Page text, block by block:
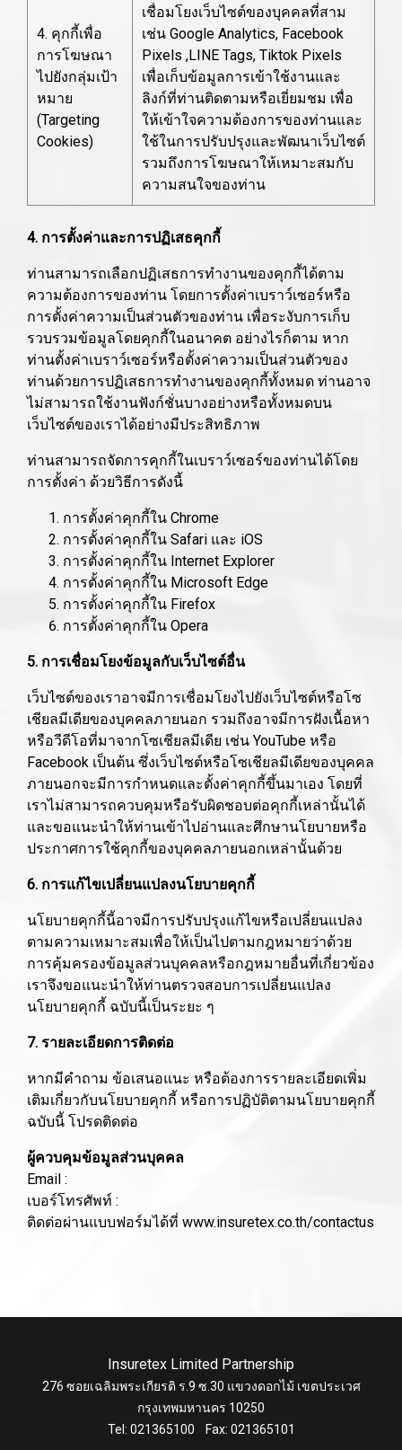
4. คุกกี้เพื่อ
การโฆษณา
ไปยังกลุ่มเป้า
หมาย
(Targeting
Cookies)
เชื่อมโยงเว็บไซต์ของบุคคลที่สาม
เช่น Google Analytics, Facebook
Pixels ,LINE Tags, Tiktok Pixels
เพื่อเก็บข้อมูลการเข้าใช้งานและ
ลิงก์ที่ท่านติดตามหรือเยี่ยมชม เพื่อ
ให้เข้าใจความต้องการของท่านและ
ใช้ในการปรับปรุงและพัฒนาเว็บไซต์
รวมถึงการโฆษณาให้เหมาะสมกับ
ความสนใจของท่าน
4. การตั้งค่าและการปฏิเสธคุกกี้
ท่านสามารถเลือกปฏิเสธการทำงานของคุกกี้ได้ตาม
ความต้องการของท่าน โดยการตั้งค่าเบราว์เซอร์หรือ
การตั้งค่าความเป็นส่วนตัวของท่าน เพื่อระงับการเก็บ
รวบรวมข้อมูลโดยคุกกี้ในอนาคต อย่างไรก็ตาม หาก
ท่านตั้งค่าเบราว์เซอร์หรือตั้งค่าความเป็นส่วนตัวของ
ท่านด้วยการปฏิเสธการทำงานของคุกกี้ทั้งหมด ท่านอาจ
ไม่สามารถใช้งานฟังก์ชั่นบางอย่างหรือทั้งหมดบน
เว็บไซต์ของเราได้อย่างมีประสิทธิภาพ
ท่านสามารถจัดการคุกกี้ในเบราว์เซอร์ของท่านได้โดย
การตั้งค่า ด้วยวิธีการดังนี้
การตั้งค่าคุกกี้ใน Chrome
การตั้งค่าคุกกี้ใน Safari และ iOS
การตั้งค่าคุกกี้ใน Internet Explorer
การตั้งค่าคุกกี้ใน Microsoft Edge
การตั้งค่าคุกกี้ใน Firefox
การตั้งค่าคุกกี้ใน Opera
5. การเชื่อมโยงข้อมูลกับเว็บไซต์อื่น
เว็บไซต์ของเราอาจมีการเชื่อมโยงไปยังเว็บไซต์หรือโซ
เชียลมีเดียของบุคคลภายนอก รวมถึงอาจมีการฝังเนื้อหา
หรือวีดีโอที่มาจากโซเชียลมีเดีย เช่น YouTube หรือ
Facebook เป็นต้น ซึ่งเว็บไซต์หรือโซเชียลมีเดียของบุคคล
ภายนอกจะมีการกำหนดและตั้งค่าคุกกี้ขึ้นมาเอง โดยที่
เราไม่สามารถควบคุมหรือรับผิดชอบต่อคุกกี้เหล่านั้นได้
และขอแนะนำให้ท่านเข้าไปอ่านและศึกษานโยบายหรือ
ประกาศการใช้คุกกี้ของบุคคลภายนอกเหล่านั้นด้วย
6. การแก้ไขเปลี่ยนแปลงนโยบายคุกกี้
นโยบายคุกกี้นี้อาจมีการปรับปรุงแก้ไขหรือเปลี่ยนแปลง
ตามความเหมาะสมเพื่อให้เป็นไปตามกฎหมายว่าด้วย
การคุ้มครองข้อมูลส่วนบุคคลหรือกฎหมายอื่นที่เกี่ยวข้อง
เราจึงขอแนะนำให้ท่านตรวจสอบการเปลี่ยนแปลง
นโยบายคุกกี้ ฉบับนี้เป็นระยะ ๆ
7. รายละเอียดการติดต่อ
หากมีคำถาม ข้อเสนอแนะ หรือต้องการรายละเอียดเพิ่ม
เติมเกี่ยวกับนโยบายคุกกี้ หรือการปฏิบัติตามนโยบายคุกกี้
ฉบับนี้ โปรดติดต่อ
ผู้ควบคุมข้อมูลส่วนบุคคล
Email :
เบอร์โทรศัพท์ :
ติดต่อผ่านแบบฟอร์มได้ที่ www.insuretex.co.th/contactus
Insuretex Limited Partnership
276 ซอยเฉลิมพระเกียรติ ร.9 ซ.30 แขวงดอกไม้ เขตประเวศ
กรุงเทพมหานคร 10250
Tel: 021365100 Fax: 021365101